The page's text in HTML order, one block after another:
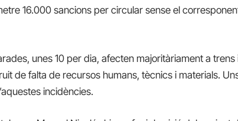
16.000 sancions per circular sense el
unes 10 per dia, afecten majoritàriament a trens
de falta de recursos humans, tècnics i materials.
incidències.